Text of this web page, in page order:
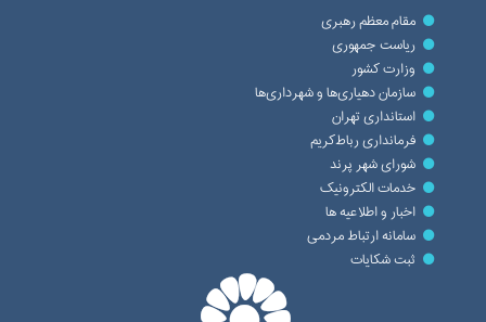
مقام معظم رهبری
ریاست جمهوری
وزارت کشور
سازمان دهیاری‌ها و شهرداری‌ها
استانداری تهران
فرمانداری رباط‌کریم
شورای شهر پرند
خدمات الکترونیک
اخبار و اطلاعیه ها
سامانه ارتباط مردمی
ثبت شکایات